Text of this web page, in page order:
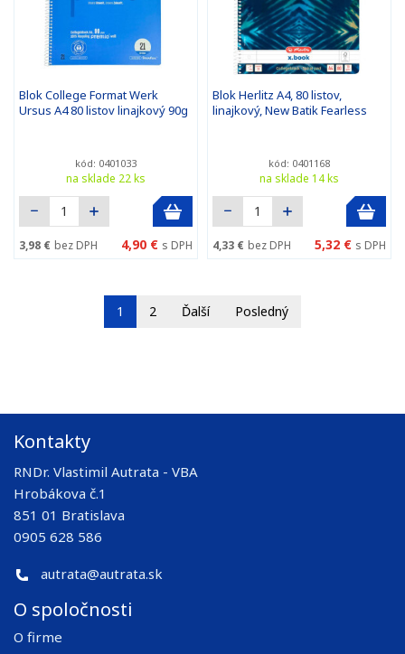
Blok College Format Werk
Ursus A4 80 listov linajkový 90g
kód: 0401033
na sklade 22 ks
3,98 € bez DPH 4,90 € s DPH
Blok Herlitz A4, 80 listov,
linajkový, New Batik Fearless
kód: 0401168
na sklade 14 ks
4,33 € bez DPH 5,32 € s DPH
1 2 Ďalší Posledný
Kontakty
RNDr. Vlastimil Autrata - VBA
Hrobákova č.1
851 01 Bratislava
0905 628 586
autrata@autrata.sk
O spoločnosti
O firme